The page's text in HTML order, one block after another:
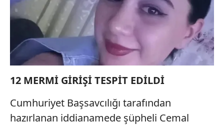
12 MERMİ GİRİŞİ TESPİT EDİLDİ
Cumhuriyet Başsavcılığı tarafından
hazırlanan iddianamede şüpheli Cemal